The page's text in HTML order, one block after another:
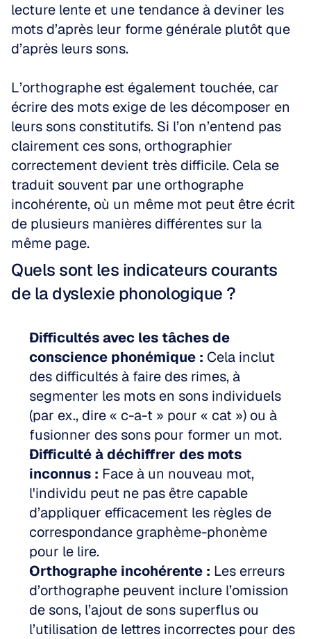
lecture lente et une tendance à deviner les
mots d’après leur forme générale plutôt que
d’après leurs sons.
L’orthographe est également touchée, car
écrire des mots exige de les décomposer en
leurs sons constitutifs. Si l’on n’entend pas
clairement ces sons, orthographier
correctement devient très difficile. Cela se
traduit souvent par une orthographe
incohérente, où un même mot peut être écrit
de plusieurs manières différentes sur la
même page.
Quels sont les indicateurs courants
de la dyslexie phonologique ?
Difficultés avec les tâches de
conscience phonémique : Cela inclut
des difficultés à faire des rimes, à
segmenter les mots en sons individuels
(par ex., dire « c-a-t » pour « cat ») ou à
fusionner des sons pour former un mot.
Difficulté à déchiffrer des mots
inconnus : Face à un nouveau mot,
l'individu peut ne pas être capable
d’appliquer efficacement les règles de
correspondance graphème-phonème
pour le lire.
Orthographe incohérente : Les erreurs
d’orthographe peuvent inclure l’omission
de sons, l’ajout de sons superflus ou
l’utilisation de lettres incorrectes pour des